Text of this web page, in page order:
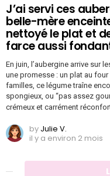
J’ai servi ces
belle-mère
nettoyé le plat et
farce aussi
En juin, l’aubergine arrive sur
une promesse : un plat au
familles, ce légume traîne
spongieux, ou “pas assez
crémeux et carrément
by Julie V.
il y a environ 2 mois